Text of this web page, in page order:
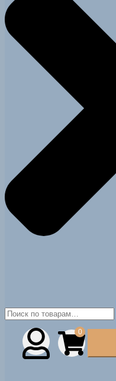
Искать:
0